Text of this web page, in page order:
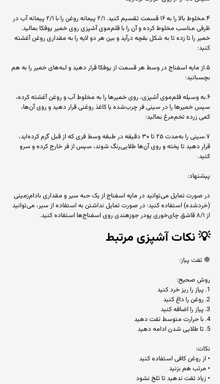
۴.مخلوط بالا را به ۱۶ قسمت تقسیم کنید. ۲/۱ پیمانه روغن را با ۲/۱ پیمانه آب در
ظرفی مناسب مخلوط کرده و آن را با قلم‌موی آشپزی روی خمیر یوفکا بمالید.
خمیر را تا زده تا به شکل بقچه درآید و بین هر دو لایه را به مقداری روغن آغشته
کنید؛
۵.از مایه اسفناج در وسط هر قسمت از یوفکا قرار دهید و لبه‌های خمیر را به هم
بچسبانید؛
۶.به وسیله قلم‌موی آشپزی، روی خمیرها را به مخلوط آب و روغن آغشته کرده،
سپس خمیرها را در سینی فر چرب‌شده یا کاغذ روغنی قرار دهید و روی آن‌ها،
کمی زرده تخم‌مرغ بمالید؛
۷.سینی را به‌مدت ۲۵ تا ۳۰ دقیقه در طبقه وسط فری که از قبل گرم کرده‌اید،
قرار دهید تا پخته و روی آن‌ها طلایی‌رنگ شوند، سپس از فر خارج کرده و سرو
کنید.
پیشنهاد:
در صورت تمایل می‌توانید در مایه اسفناج از یک حبه سیر و مقداری بادام‌زمینی
(خردشده) استفاده کنید؛ در صورت تمایل نداشتن به استفاده از سیر، می‌توانید
از ۸/۱ قاشق چای‌خوری پودر جوزهندی روی اسفناج‌ها استفاده کنید.
💡نکات آشپزی مرتبط
🧅 تفت پیاز:
روش صحیح:
1. پیاز را ریز خرد کنید
2. روغن را داغ کنید
3. پیاز را اضافه کنید
4. با حرارت متوسط تفت دهید
5. تا طلایی شدن ادامه دهید
نکات:
• از روغن کافی استفاده کنید
• مرتب هم بزنید
• زیاد تفت ندهید تا تلخ نشود